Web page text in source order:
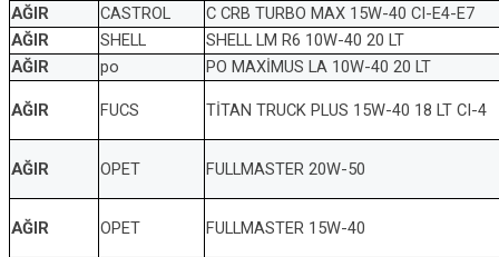
AĞIR CASTROL C CRB TURBO MAX 15W-40 CI-E4-E7
AĞIR SHELL SHELL LM R6 10W-40 20 LT
AĞIR po PO MAXİMUS LA 10W-40 20 LT
AĞIR FUCS TİTAN TRUCK PLUS 15W-40 18 LT CI-4
AĞIR OPET FULLMASTER 20W-50
AĞIR OPET FULLMASTER 15W-40